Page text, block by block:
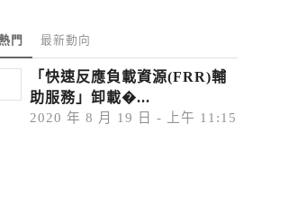
門 最新動向
「快速反應負載資源(FRR)輔
助服務」卸載�...
2020 年 8 月 19 日 - 上午 11:15